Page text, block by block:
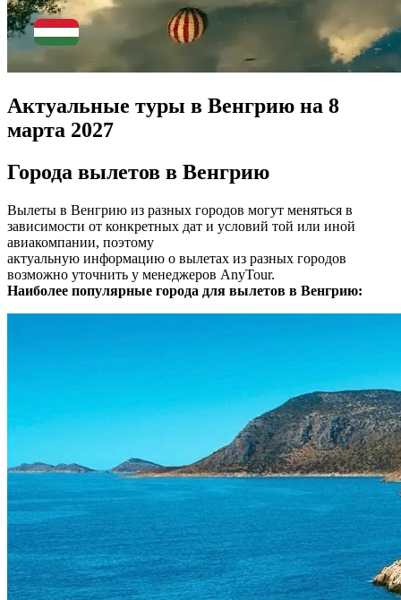
Актуальные туры в Венгрию на 8
марта 2027
Города вылетов в Венгрию
Вылеты в Венгрию из разных городов могут меняться в
зависимости от конкретных дат и условий той или иной
авиакомпании, поэтому
актуальную информацию о вылетах из разных городов
возможно уточнить у менеджеров AnyTour.
Наиболее популярные города для вылетов в Венгрию: